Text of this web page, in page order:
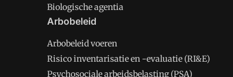
Biologische agentia
Arbobeleid
Arbobeleid voeren
Risico inventarisatie en -evaluatie (RI&E)
Psychosociale arbeidsbelasting (PSA)